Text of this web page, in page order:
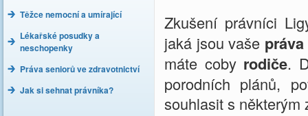
Těžce nemocní a umírající
Lékařské posudky a
neschopenky
Práva seniorů ve zdravotnictví
Jak si sehnat právníka?
Zkušení právníci
jaká jsou vaše
máte coby rodiče.
porodních plánů,
souhlasit s některým